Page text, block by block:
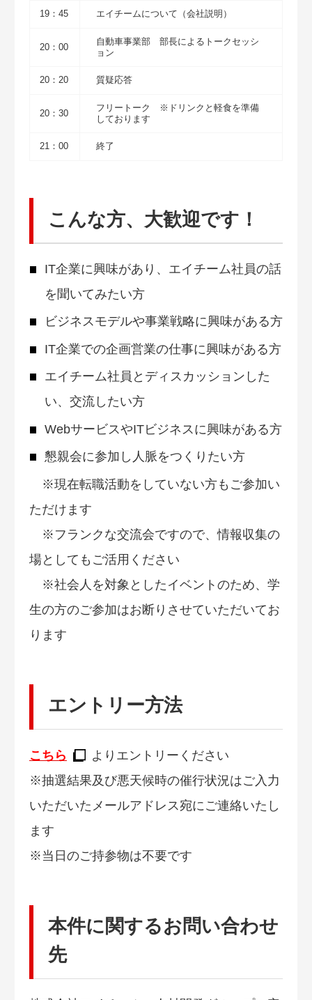
19：45 エイチームについて（会社説明）
20：00
自動車事業部 部長によるトークセッシ
ョン
20：20 質疑応答
20：30
フリートーク ※ドリンクと軽食を準備
しております
21：00 終了
こんな方、大歓迎です！
IT企業に興味があり、エイチーム社員の話
を聞いてみたい方
ビジネスモデルや事業戦略に興味がある方
IT企業での企画営業の仕事に興味がある方
エイチーム社員とディスカッションした
い、交流したい方
WebサービスやITビジネスに興味がある方
懇親会に参加し人脈をつくりたい方
※現在転職活動をしていない方もご参加い
ただけます
※フランクな交流会ですので、情報収集の
場としてもご活用ください
※社会人を対象としたイベントのため、学
生の方のご参加はお断りさせていただいてお
ります
エントリー方法
こちら
よりエントリーください
※抽選結果及び悪天候時の催行状況はご入力
いただいたメールアドレス宛にご連絡いたし
ます
※当日のご持参物は不要です
本件に関するお問い合わせ
先